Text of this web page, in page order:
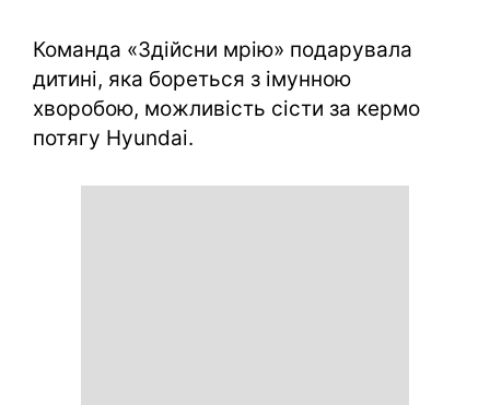
Команда «Здійсни мрію» подарувала
дитині, яка бореться з імунною
хворобою, можливість сісти за кермо
потягу Hyundai.